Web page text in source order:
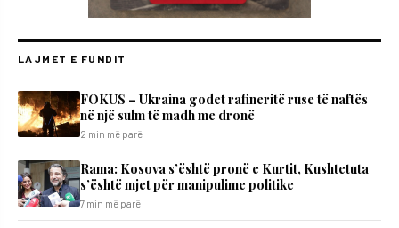
LAJMET E FUNDIT
FOKUS – Ukraina godet rafineritë ruse të naftës
në një sulm të madh me dronë
2 min më parë
​Rama: Kosova s’është pronë e Kurtit, Kushtetuta
s’është mjet për manipulime politike
7 min më parë